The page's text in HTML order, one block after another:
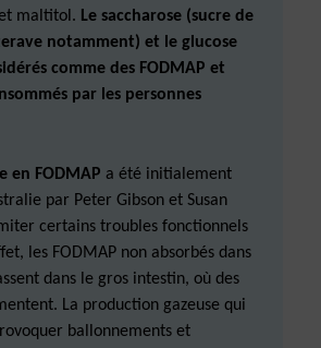
maltitol. Le saccharose (sucre de
notamment) et le glucose
comme des FODMAP et
par les personnes
en FODMAP a été initialement
par Peter Gibson et Susan
certains troubles fonctionnels
les FODMAP non absorbés dans
dans le gros intestin, où des
La production gazeuse qui
ballonnements et